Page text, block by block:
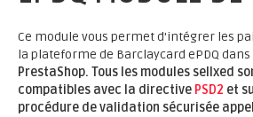
Ce module vous permet d'intégrer les
la plateforme de Barclaycard ePDQ
PrestaShop. Tous les modules sellxed
compatibles avec la directive PSD2 et
procédure de validation sécurisée